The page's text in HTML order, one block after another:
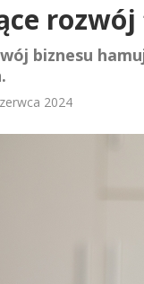
biznesu
2024